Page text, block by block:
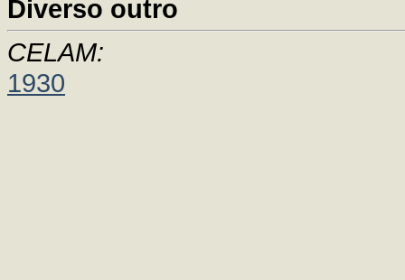
Diverso outro
CELAM:
1930